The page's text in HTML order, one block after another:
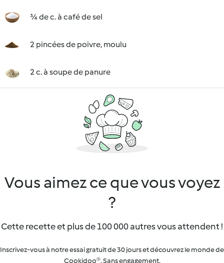
¾ de c. à café de sel
2 pincées de poivre, moulu
2 c. à soupe de panure
Vous aimez ce que vous voyez
?
Cette recette et plus de 100 000 autres vous attendent !
Inscrivez-vous à notre essai gratuit de 30 jours et découvrez le monde de
Cookidoo®. Sans engagement.